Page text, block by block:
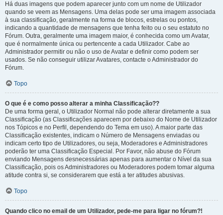
Há duas imagens que podem aparecer junto com um nome de Utilizador
quando se veem as Mensagens. Uma delas pode ser uma imagem associada
à sua classificação, geralmente na forma de blocos, estrelas ou pontos,
indicando a quantidade de mensagens que tenha feito ou o seu estatuto no
Fórum. Outra, geralmente uma imagem maior, é conhecida como um Avatar,
que é normalmente única ou pertencente a cada Utilizador. Cabe ao
Administrador permitir ou não o uso de Avatar e definir como podem ser
usados. Se não conseguir utilizar Avatares, contacte o Administrador do
Fórum.
Topo
O que é e como posso alterar a minha Classificação??
De uma forma geral, o Utilizador Normal não pode alterar diretamente a sua
Classificação (as Classificações aparecem por debaixo do Nome de Utilizador
nos Tópicos e no Perfil, dependendo do Tema em uso). A maior parte das
Classificação existentes, indicam o Número de Mensagens enviadas ou
indicam certo tipo de Utilizadores, ou seja, Moderadores e Administradores
poderão ter uma Classificação Especial. Por Favor, não abuse do Fórum
enviando Mensagens desnecessárias apenas para aumentar o Nível da sua
Classificação, pois os Administradores ou Moderadores podem tomar alguma
atitude contra si, se considerarem que está a ter atitudes abusivas.
Topo
Quando clico no email de um Utilizador, pede-me para ligar no fórum?!